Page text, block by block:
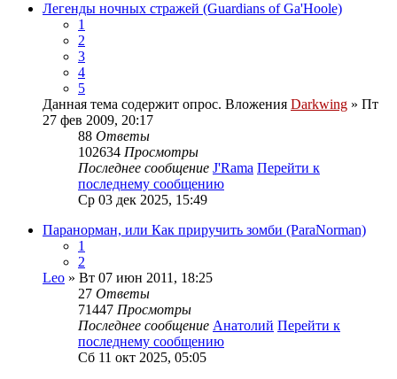
Легенды ночных стражей (Guardians of Ga'Hoole)
1
2
3
4
5
Данная тема содержит опрос. Вложения Darkwing » Пт
27 фев 2009, 20:17
88 Ответы
102634 Просмотры
Последнее сообщение J'Rama Перейти к
последнему сообщению
Ср 03 дек 2025, 15:49
Паранорман, или Как приручить зомби (ParaNorman)
1
2
Leo » Вт 07 июн 2011, 18:25
27 Ответы
71447 Просмотры
Последнее сообщение Анатолий Перейти к
последнему сообщению
Сб 11 окт 2025, 05:05